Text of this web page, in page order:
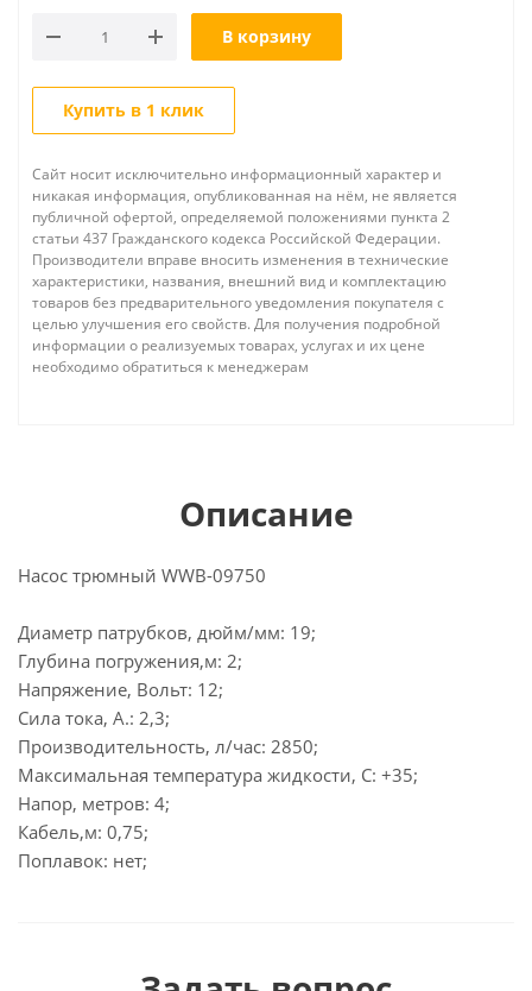
В корзину
Купить в 1 клик
Сайт носит исключительно информационный характер и
никакая информация, опубликованная на нём, не является
публичной офертой, определяемой положениями пункта 2
статьи 437 Гражданского кодекса Российской Федерации.
Производители вправе вносить изменения в технические
характеристики, названия, внешний вид и комплектацию
товаров без предварительного уведомления покупателя с
целью улучшения его свойств. Для получения подробной
информации о реализуемых товарах, услугах и их цене
необходимо обратиться к менеджерам
Описание
Насос трюмный WWB-09750
Диаметр патрубков, дюйм/мм: 19;
Глубина погружения,м: 2;
Напряжение, Вольт: 12;
Сила тока, А.: 2,3;
Производительность, л/час: 2850;
Максимальная температура жидкости, С: +35;
Напор, метров: 4;
Кабель,м: 0,75;
Поплавок: нет;